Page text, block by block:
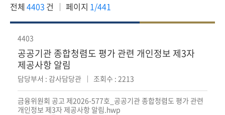
전체 4403 건 페이지 1/441
4403
공공기관 종합청렴도 평가 관련 개인정보 제3자
제공사항 알림
담당부서 : 감사담당관 조회수 : 2213
금융위원회 공고 제2026-577호_공공기관 종합청렴도 평가 관련
개인정보 제3자 제공사항 알림.hwp